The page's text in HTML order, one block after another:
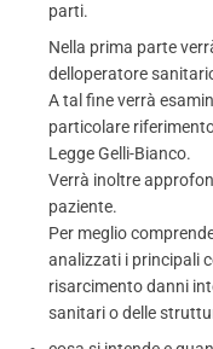
parti.
Nella prima parte
delloperatore
A tal fine verrà
particolare
Legge Gelli-Bianco.
Verrà inoltre
paziente.
Per meglio
analizzati i principali
risarcimento danni
sanitari o delle